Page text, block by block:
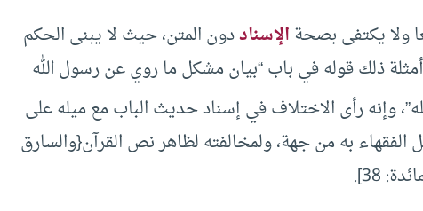
ولا يكتفى بصحةالإسناددون المتن، حيث لا يبنى الحكم
أمثلة ذلك قوله في باب “بيان مشكل ما روي عن رسول الله
وإنه رأى الاختلاف في إسناد حديث الباب مع ميله على
به من جهة، ولمخالفته لظاهر نص القرآن{والسارق
38].